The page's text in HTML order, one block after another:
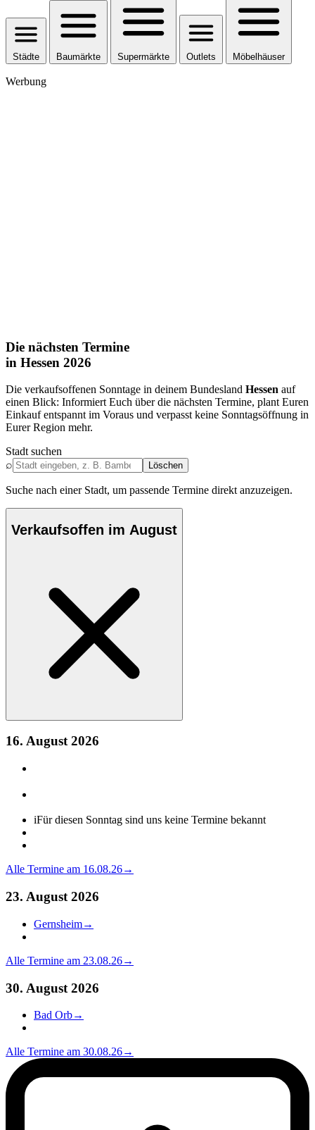
Städte Baumärkte Supermärkte Outlets Möbelhäuser
Werbung
Die nächsten Termine
in Hessen 2026
Die verkaufsoffenen Sonntage in deinem Bundesland Hessen auf
einen Blick: Informiert Euch über die nächsten Termine, plant Euren
Einkauf entspannt im Voraus und verpasst keine Sonntagsöffnung in
Eurer Region mehr.
Stadt suchen
⌕
Löschen
Suche nach einer Stadt, um passende Termine direkt anzuzeigen.
Verkaufsoffen im August
16. August 2026
iFür diesen Sonntag sind uns keine Termine bekannt
Alle Termine am 16.08.26→
23. August 2026
Gernsheim→
Alle Termine am 23.08.26→
30. August 2026
Bad Orb→
Alle Termine am 30.08.26→